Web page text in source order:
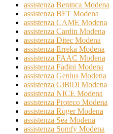
assistenza Beninca Modena
assistenza BFT Modena
assistenza CAME Modena
assistenza Cardin Modena
assistenza Ditec Modena
assistenza Erreka Modena
assistenza FAAC Modena
assistenza Fadini Modena
assistenza Genius Modena
assistenza GiBiDi Modena
assistenza NICE Modena
assistenza Proteco Modena
assistenza Roger Modena
assistenza Sea Modena
assistenza Somfy Modena